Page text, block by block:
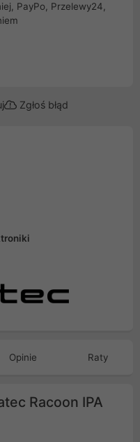
PayPo, Przelewy24,
Zgłoś błąd
Opinie Raty
Racoon IPA